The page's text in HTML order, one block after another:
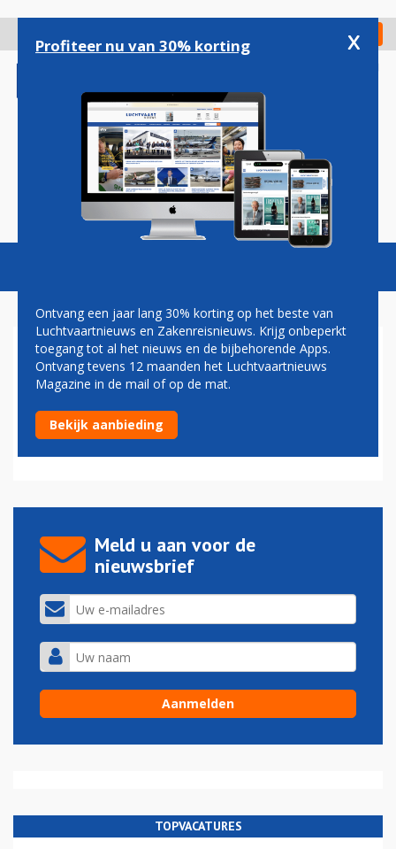
gaan
Check in
Magazine Podcasts Vacatures
OORLOGM MIDDEN-OOSTEN
Dure kerosine, lege stoelen | Explainer
31-03-2026 - 11:18
Meld u aan voor de
nieuwsbrief
TOPVACATURES
Profiteer nu van 30% korting x
Ontvang een jaar lang 30% korting op het beste van
Luchtvaartnieuws en Zakenreisnieuws. Krijg onbeperkt
toegang tot al het nieuws en de bijbehorende Apps.
Ontvang tevens 12 maanden het Luchtvaartnieuws
Magazine in de mail of op de mat.
Bekijk aanbieding